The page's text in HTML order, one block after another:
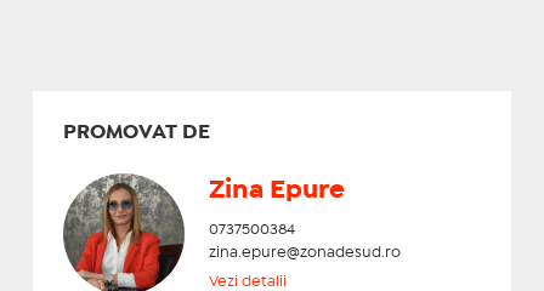
PROMOVAT DE
Zina Epure
0737500384
zina.epure@zonadesud.ro
Vezi detalii